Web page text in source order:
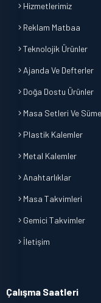
Hizmetlerimiz
Reklam Matbaa
Teknolojik Ürünler
Ajanda Ve Defterler
Doğa Dostu Ürünler
Masa Setleri Ve
Plastik Kalemler
Metal Kalemler
Anahtarlıklar
Masa Takvimleri
Gemici Takvimler
İletişim
Çalışma Saatleri